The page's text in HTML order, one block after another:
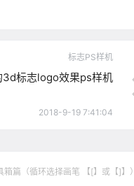
标志PS样机
3d标志logo效果ps样机
2018-9-19 7:41:04
箱篇（循环选择画笔 【[】或【]】）